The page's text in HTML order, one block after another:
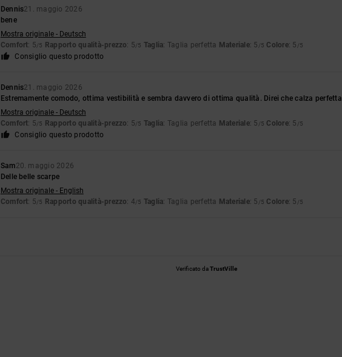
Dennis21. maggio 2026
bene
Mostra originale - Deutsch
Comfort: 5/5 Rapporto qualità-prezzo: 5/5 Taglia: Taglia perfetta Materiale: 5 /5 Colore: 5 /5
Consiglio questo prodotto
Dennis21. maggio 2026
Estremamente comodo, ottima vestibilità e sembra davvero di ottima qualità. Direi che calza
Mostra originale - Deutsch
Comfort: 5/5 Rapporto qualità-prezzo: 5/5 Taglia: Taglia perfetta Materiale: 5 /5 Colore: 5 /5
Consiglio questo prodotto
Sam20. maggio 2026
Delle belle scarpe
Mostra originale - English
Comfort: 5/5 Rapporto qualità-prezzo: 4/5 Taglia: Taglia perfetta Materiale: 5 /5 Colore: 5 /5
Verificato daTrustVille